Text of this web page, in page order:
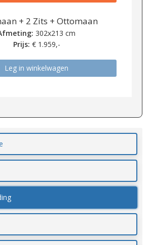
+ 2 Zits + Ottomaan
302x213 cm
Prijs: € 1.959,-
Leg in winkelwagen